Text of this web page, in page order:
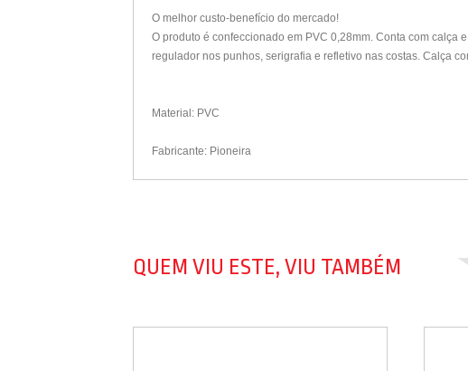
O melhor custo-benefício do mercado!
O produto é confeccionado em PVC 0,28mm. Conta com calça
regulador nos punhos, serigrafia e refletivo nas costas. Calça
Material: PVC
Fabricante: Pioneira
QUEM VIU ESTE, VIU TAMBÉM